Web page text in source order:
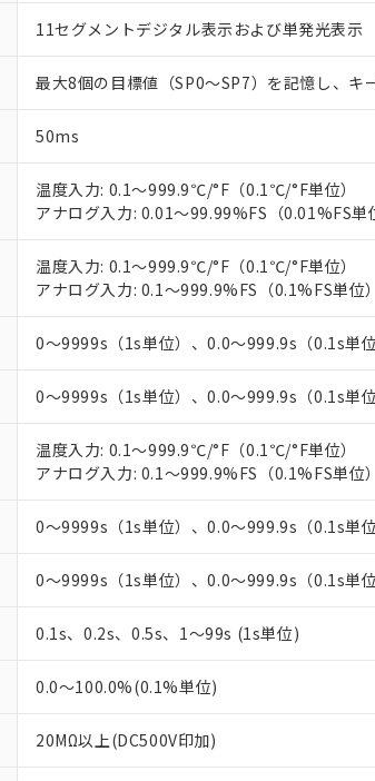
11セグメントデジタル表示および単発光表示
最大8個の目標値（SP0～SP7）を記憶し、キ
50ms
温度入力: 0.1～999.9℃/°F（0.1℃/°F単位）
アナログ入力: 0.01～99.99%FS（0.01%FS単
温度入力: 0.1～999.9℃/°F（0.1℃/°F単位）
アナログ入力: 0.1～999.9%FS（0.1%FS単位）
0～9999s（1s単位）、0.0～999.9s（0.1s単位
0～9999s（1s単位）、0.0～999.9s（0.1s単位
温度入力: 0.1～999.9℃/°F（0.1℃/°F単位）
アナログ入力: 0.1～999.9%FS（0.1%FS単位）
0～9999s（1s単位）、0.0～999.9s（0.1s単位
0～9999s（1s単位）、0.0～999.9s（0.1s単位
0.1s、0.2s、0.5s、1～99s (1s単位)
0.0～100.0%(0.1%単位)
20MΩ以上(DC500V印加)
ご利用条件
以下の条件をお読みいただき、同意のうえご利用く
くものです。
当社制御機器事業取扱商品の中には、本サー
のであり、閲覧された時点での実際の在庫お
い。
正式な納期状況および標準価格はお客様のお
当社販売員にご相談ください。
オムロン制御機器販売店や当社販売拠点は「
在庫状況および標準価格結果を当社の事前の
ている必要があります。
お客様が当ウェブサイト上で当社にご登録さ
が、当社の製品・サービスに関するお客様と
さい。
※当社の共同利用者とは、
※1 対応状況
対応予定：EU RoHS指令（10物質）の非含有に対
対応予定なし：EU RoHS指令（10物質）の非含有
調査・確認中：EU RoHS指令（10物質）の非含有
非該当品：ライセンス料など無形物で、有害物質有
仕入先様の事情により、非含有部品としていたも
があります。
六価クロム(Cr(Ⅵ)) 1000ppm以下、ポリ臭化ビフェニル類(PBB)
ル（DBP） 1000ppm以下、フタル酸ジイソブチル (DIBP)
但し、RoHS指令で産業用監視および制御機器に対する適用除外項
フタル酸エステル類の４物質については閾値を超える意図的な使
※2 対応予定月
部品在庫の切り替え状況などにより、予定月が前後
※3 非含有証明書ダウンロード
下記の非含有証明書をダウンロードすることができ
EU RoHS指令（10物質）の非含有証明書
51物質の非含有証明書（当社基準）
※本証明書は発行日時点で非含有を証明するもので
「○」：最大均質材料含有率が中国RoHSの基準値
「×」：最大均質材料含有率が中国RoHSの基準値
「－」：未確認です。当社販売部門へお問い合わせ
*中国RoHS10物質の基準値 (GB/T26572)：
Pb(鉛) :1000ppm、 Hg(水銀) : 1000ppm、 Cd(カドミウム) :
Cr(Ⅵ)(六価クロム) : 1000ppm、 PBBs(ポリ臭化ビフェニル類) :
DBP(フタル酸ジブチル) : 1000ppm、 DIBP(フタル酸ジイソブチ
※2 環境保護使用期限
「ｅ」：有害物質（10物質）のすべてが基準値以
「10」：通常の使用状況下において有害物質が外
当社は、これら貴社製品のうち、外国為替お
う）を輸出または国外への提供する場合は、
などの必要な手続きをとります。
ます。
当社は貴社製品を、核兵器、ミサイル、化学
置等に一切使用いたしません。
当社は、貴社製品を第三者に販売する場合は
また当社は、販売先および販売に係わる関係
たしません。
合意する
号
説明
○ 一定数以上の在庫あり
一定数には満たないが在庫あり
在庫なし(最新の在庫状況については、お
機器販売店・当社販売員にご確認くださ
空
受注生産機種、また在庫状況の情報を公